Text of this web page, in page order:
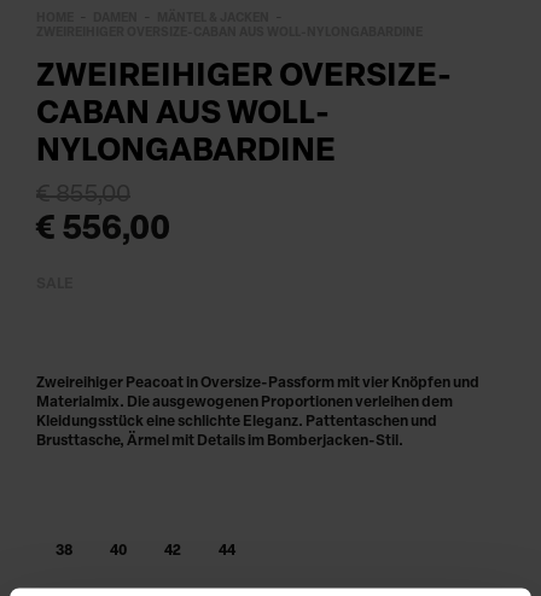
ZWEIREIHIGER OVERSIZE-
CABAN AUS WOLL-
NYLONGABARDINE
€ 556,00
€ 855,00
38 40 42 44
Zweireihiger Peacoat in Oversize-Passform mit vier Knöpfen und
Materialmix. Die ausgewogenen Proportionen verleihen dem
Kleidungsstück eine schlichte Eleganz. Pattentaschen und
Brusttasche, Ärmel mit Details im Bomberjacken-Stil.